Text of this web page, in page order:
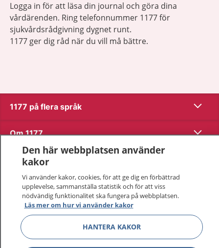
Logga in för att läsa din journal och göra dina
vårdärenden. Ring telefonnummer 1177 för
sjukvårdsrådgivning dygnet runt.
1177 ger dig råd när du vill må bättre.
1177 på flera språk Visa
Om 1177 Visa
Kontakt
Behandling av personuppgifter
Hantering av kakor
Den här webbplatsen använder
kakor
Vi använder kakor, cookies, för att ge dig en förbättrad
upplevelse, sammanställa statistik och för att viss
nödvändig funktionalitet ska fungera på webbplatsen.
Läs mer om hur vi använder kakor
HANTERA KAKOR